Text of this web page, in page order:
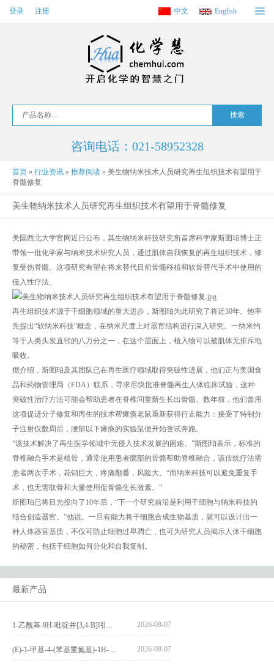
登录 注册 中文 English
咨询电话：021-58952328
首页 » 行业资讯 » 推荐阅读 » 美生物纳米技术人员研究再生组织技术有望用于
脊髓修复
美生物纳米技术人员研究再生组织技术有望用于脊髓修复
美国西北大学官网近日公布，其生物纳米科技研究所首席科学家斯图珀博士正
带领一批化学家与纳米技术研究人员，通过肌体自我恢复的再生组织技术，修
复受伤脊髓。这项研究有望在将来替代目前骨髓移植和软骨替代手术中使用的
侵入性疗法。
再生组织技术源于干细胞领域的重大进步，斯图珀为此研究了将近30年。他率
先提出“软纳米科技”概念，在纳米尺度上对器官结构进行深入研究。一纳米约
等于人类头发直径的八万分之一，在这个层面上，植入物可以被肌体无排斥地
吸收。
据介绍，斯图珀及其团队已在再生医疗领域取得突破性进展，他们正与美国食
品和药物管理局（FDA）联系，寻求尽快批准脊髓再生人体临床试验，这种
突破性治疗方法可能会帮助患者在脊椎间重新生长出骨髓。数年前，他们曾用
这项促进分子修复和再生的技术帮瘫痪老鼠重新获得行走能力：接受了特制分
子注射仅数周后，腰部以下瘫痪的实验鼠便开始尝试奔跑。
“该技术解决了再生医学领域中无侵入技术发展的困难。”斯图珀表示，标准的
脊椎融合手术是植骨，通常使用患者髋部的骨骼帮助脊椎融合，该传统疗法需
患者两次手术，花销巨大，疼痛翻番，风险大。“而纳米科技可以避免重复手
术，也无需取骨和大量使用促骨骼生长激素。”
斯图珀已将目光投向了10年后，“下一个研究前沿是利用干细胞与纳米科技的
结合创造器官。”他说。一旦有能力将干细胞合成生物基质，就可以设计出一
种人体器官基质，不仅可防止细胞过早凋亡，也可为研究人员揭示人体干细胞
的秘密，包括干细胞如何分化和自我复制。
最新产品
2026-08-07
2026-08-07